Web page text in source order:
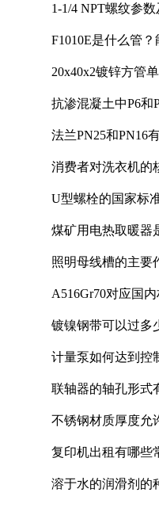
1-1/4 NPT螺纹参
F1010E是什么管？
20x40x2镀锌方管
抗渗混凝土中P6和
法兰PN25和PN16
消费者对洗衣机的
U型螺栓的国家标
煤矿用电热取暖器
照明母线槽的主要
A516Gr70对应国
镀镍钢带可以过多
计量泵如何达到控
联轴器的轴孔形式
不锈钢材质厚度允
复印机出租有哪些
溶于水的润滑剂的